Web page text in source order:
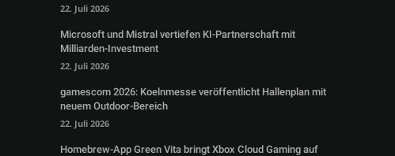
22. Juli 2026
Microsoft und Mistral vertiefen KI-Partnerschaft mit
Milliarden-Investment
22. Juli 2026
gamescom 2026: Koelnmesse veröffentlicht Hallenplan mit
neuem Outdoor-Bereich
22. Juli 2026
Homebrew-App Green Vita bringt Xbox Cloud Gaming auf